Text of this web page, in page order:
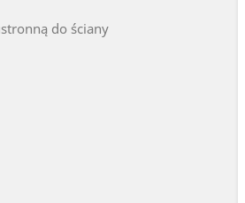
do ściany